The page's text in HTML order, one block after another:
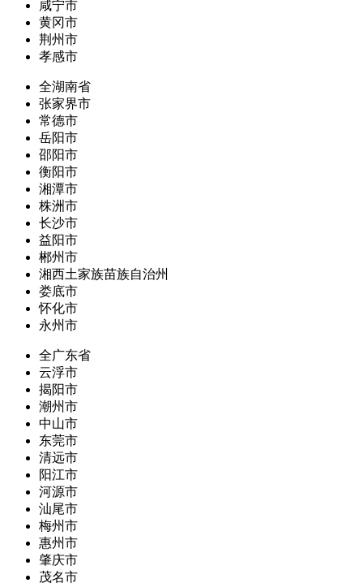
咸宁市
黄冈市
荆州市
孝感市
全湖南省
张家界市
常德市
岳阳市
邵阳市
衡阳市
湘潭市
株洲市
长沙市
益阳市
郴州市
湘西土家族苗族自治州
娄底市
怀化市
永州市
全广东省
云浮市
揭阳市
潮州市
中山市
东莞市
清远市
阳江市
河源市
汕尾市
梅州市
惠州市
肇庆市
茂名市